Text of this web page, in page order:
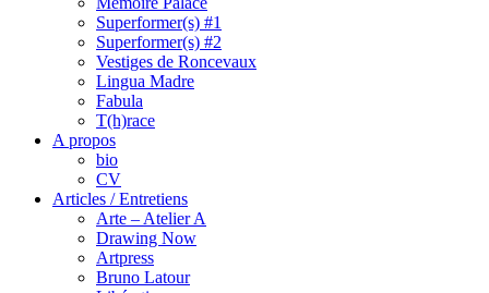
Superformer(s) #1
Superformer(s) #2
Vestiges de Roncevaux
Lingua Madre
Fabula
T(h)race
A propos
bio
CV
Articles / Entretiens
Arte – Atelier A
Drawing Now
Artpress
Bruno Latour